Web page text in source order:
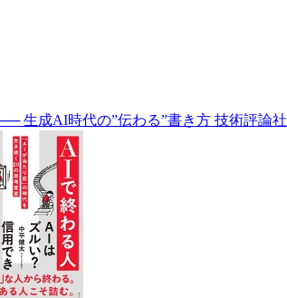
生成AI時代の”伝わる”書き方 技術評論社